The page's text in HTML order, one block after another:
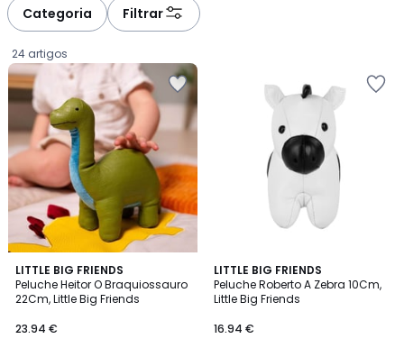
Categoria Filtrar
24 artigos
LITTLE BIG FRIENDS
Peluche Heitor O Braquiossauro
22Cm, Little Big Friends
€.
23.94 €
LITTLE BIG FRIENDS
Peluche Roberto A Zebra 10Cm,
Little Big Friends
16.94 €